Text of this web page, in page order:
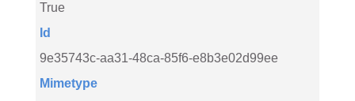
True
Id
9e35743c-aa31-48ca-85f6-e8b3e02d99ee
Mimetype